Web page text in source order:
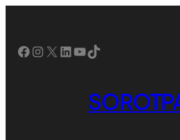
Facebook InstagramX LinkedIn YouTube TikTok